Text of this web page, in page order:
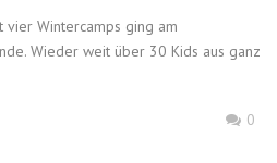
vier Wintercamps ging am
Wieder weit über 30 Kids aus ganz
0